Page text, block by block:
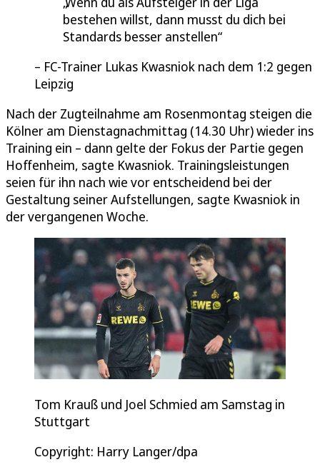
bestehen willst, dann musst du dich bei
Standards besser anstellen
FC-Trainer Lukas Kwasniok nach dem 1:2 gegen
Leipzig
Nach der Zugteilnahme am Rosenmontag steigen die
Kölner am Dienstagnachmittag (14.30 Uhr) wieder ins
Training ein – dann gelte der Fokus der Partie gegen
Hoffenheim, sagte Kwasniok. Trainingsleistungen
seien für ihn nach wie vor entscheidend bei der
Gestaltung seiner Aufstellungen, sagte Kwasniok in
der vergangenen Woche.
Tom Krauß und Joel Schmied am Samstag in
Stuttgart
Copyright: Harry Langer/dpa